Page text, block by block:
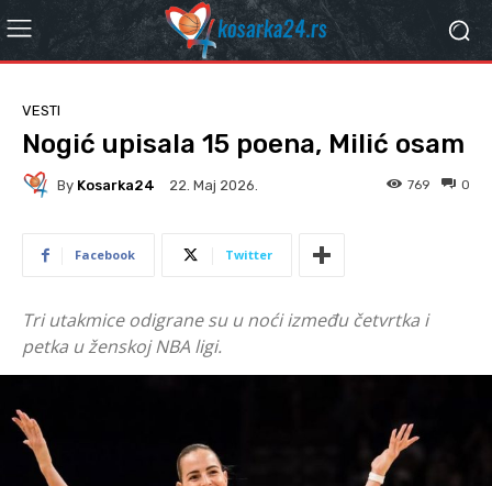
VESTI
Nogić upisala 15 poena, Milić osam
By Kosarka24 22. Мај 2026. 0
769
Facebook Twitter
Tri utakmice odigrane su u noći između četvrtka i
petka u ženskoj NBA ligi.